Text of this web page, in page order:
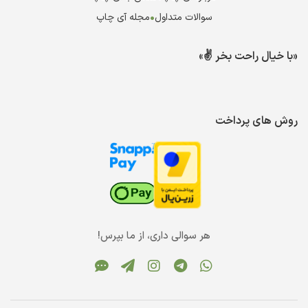
سوالات متداول•مجله آی چاپ
«با خیال راحت بخر ✌️»
روش های پرداخت
هر سوالی داری، از ما بپرس!